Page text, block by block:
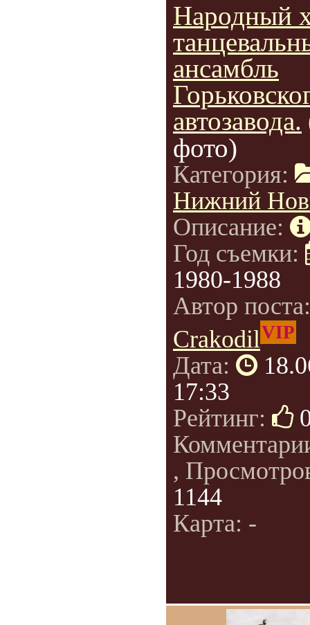
Народный
ансамбль
автозавода.
фото)
Категория:
Нижний
Описание:
Год съемки:
1980-1988
Автор
CrakodilVIP
Дата:
17:33
Рейтинг:
,
1144
Карта: -